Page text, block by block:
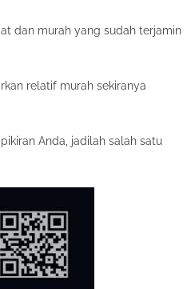
dan murah yang sudah terjamin
relatif murah sekiranya
Anda, jadilah salah satu